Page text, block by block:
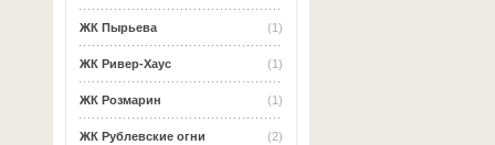
(1)
ЖК Пырьева
(1)
ЖК Ривер-Хаус
(1)
ЖК Розмарин
(2)
ЖК Рублевские огни